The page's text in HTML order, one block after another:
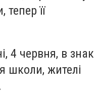
її
4 червня, в знак
школи, жителі